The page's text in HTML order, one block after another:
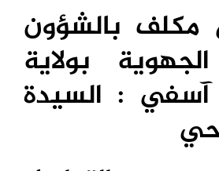
مكلف بالشؤون
بولاية
: السيدة